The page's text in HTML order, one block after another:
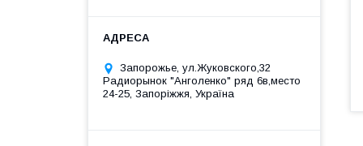
Запорожье, ул.Жуковского,32
Радиорынок "Анголенко" ряд 6в,место
24-25, Запоріжжя, Україна